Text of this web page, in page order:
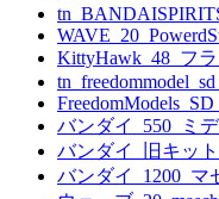
KittyHawk_48_フ
バンダイ_550_ミ
バンダイ_旧キッ
バンダイ_1200_マ